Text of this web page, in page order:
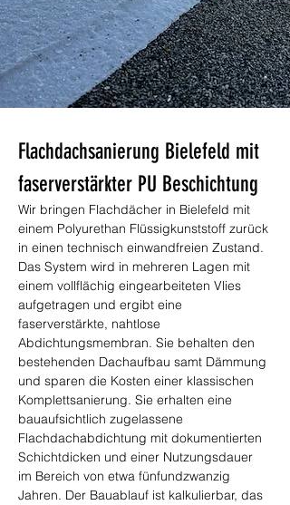
Flachdachsanierung Bielefeld mit
faserverstärkter PU Beschichtung
Wir bringen Flachdächer in Bielefeld mit
einem Polyurethan Flüssigkunststoff zurück
in einen technisch einwandfreien Zustand.
Das System wird in mehreren Lagen mit
einem vollflächig eingearbeiteten Vlies
aufgetragen und ergibt eine
faserverstärkte, nahtlose
Abdichtungsmembran. Sie behalten den
bestehenden Dachaufbau samt Dämmung
und sparen die Kosten einer klassischen
Komplettsanierung. Sie erhalten eine
bauaufsichtlich zugelassene
Flachdachabdichtung mit dokumentierten
Schichtdicken und einer Nutzungsdauer
im Bereich von etwa fünfundzwanzig
Jahren. Der Bauablauf ist kalkulierbar, das